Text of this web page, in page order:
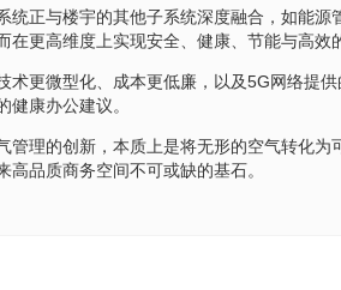
统正与楼宇的其他子系统深度融合，如能
在更高维度上实现安全、健康、节能与高效
术更微型化、成本更低廉，以及5G网络提
健康办公建议。
管理的创新，本质上是将无形的空气转化
高品质商务空间不可或缺的基石。